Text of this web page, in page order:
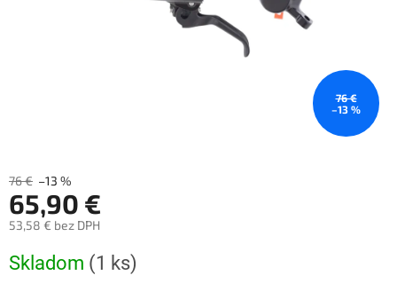
76 €
–13 %
76 € –13 %
65,90 €
53,58 € bez DPH
cena:
Skladom (1 ks)